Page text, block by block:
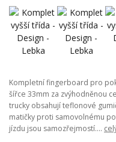
Kompletní fingerboard pro
šířce 33mm za zvýhodněnou
trucky obsahují teflonové
matičky proti samovolnému
jízdu jsou samozřejmostí....